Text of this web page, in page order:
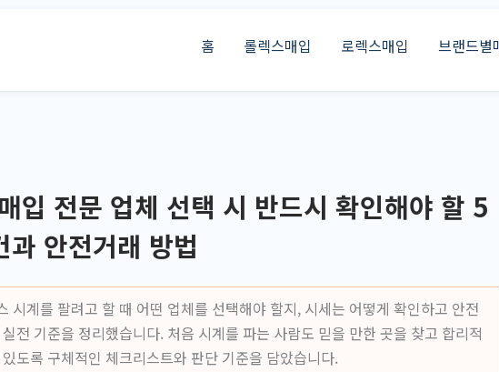
홈 롤렉스매입 로렉스매입 브랜드별
입 전문 업체 선택 시 반드시 확인해야 할 5
과 안전거래 방법
시계를 팔려고 할 때 어떤 업체를 선택해야 할지, 시세는 어떻게 확인하고 안전
전 기준을 정리했습니다. 처음 시계를 파는 사람도 믿을 만한 곳을 찾고 합리적
도록 구체적인 체크리스트와 판단 기준을 담았습니다.